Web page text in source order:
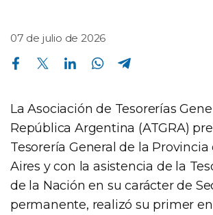
07 de julio de 2026
Compartir en Facebook Compartir en Twitter Compartir en Linkedin Compartir en Whatsapp
La Asociación de Tesorerías
República Argentina (ATGRA)
Tesorería General de la Provincia
Aires y con la asistencia de la
de la Nación en su carácter de
permanente, realizó su primer